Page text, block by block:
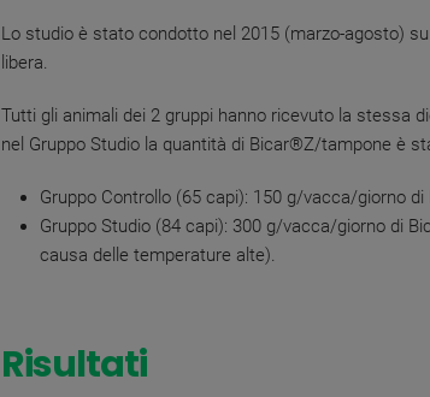
Lo studio è stato condotto nel 2015 (marzo-agosto)
libera.
Tutti gli animali dei 2 gruppi hanno ricevuto la stessa
nel Gruppo Studio la quantità di Bicar®Z/tampone è
Gruppo Controllo (65 capi): 150 g/vacca/giorno
Gruppo Studio (84 capi): 300 g/vacca/giorno di
causa delle temperature alte).
Risultati